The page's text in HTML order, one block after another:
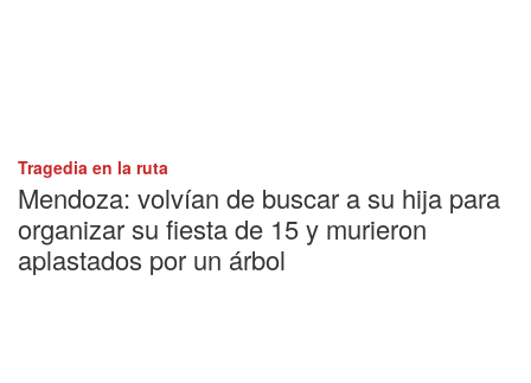
Tragedia en la ruta
Mendoza: volvían de buscar a su hija para
organizar su fiesta de 15 y murieron
aplastados por un árbol